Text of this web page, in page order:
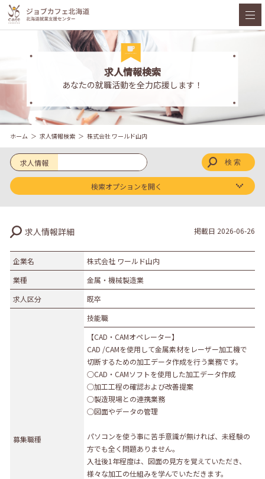
求人情報検索
あなたの就職活動を全力応援します！
ホーム 求人情報検索 株式会社 ワールド山内
求人情報
検索オプションを開く
業種
農林水産業
建設業
食品製造業
その他の製造業
通信業・情報サービス業
運輸業
百貨店・スーパーマーケット
衣服等身の回り品小売業
医薬品小売業
娯楽業
金融・保険業
宿泊業
求人情報詳細 掲載日 2026-06-26
企業名
株式会社 ワールド山内
業種
金属・機械製造業
求人区分
既卒
募集職種
技能職
【CAD・CAMオペレーター】
CAD /CAMを使用して金属素材をレーザー加工機で
切断するための加工データ作成を行う業務です。
○CAD・CAMソフトを使用した加工データ作成
◯加工工程の確認および改善提案
◯製造現場との連携業務
◯図面やデータの管理
パソコンを使う事に苦手意識が無ければ、未経験の
方でも全く問題ありません。
入社後1年程度は、図面の見方を覚えていただき、
様々な加工の仕組みを学んでいただきます。